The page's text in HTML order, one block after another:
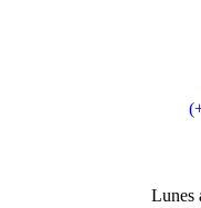
Lunes